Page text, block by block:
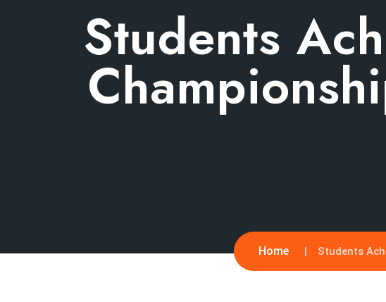
Students
Home Students